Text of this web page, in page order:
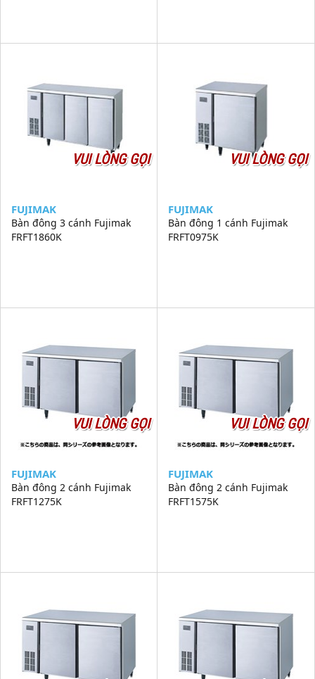
VUI LÒNG GỌI
FUJIMAK
Bàn đông 3 cánh Fujimak
FRFT1860K
VUI LÒNG GỌI
FUJIMAK
Bàn đông 1 cánh Fujimak
FRFT0975K
VUI LÒNG GỌI
FUJIMAK
Bàn đông 2 cánh Fujimak
FRFT1275K
VUI LÒNG GỌI
FUJIMAK
Bàn đông 2 cánh Fujimak
FRFT1575K